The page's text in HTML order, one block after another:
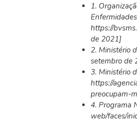
1.
https://
de 2021]
2. Ministério
setembro de
3. Ministério
https://
preocupam-
4. Programa
web/faces/